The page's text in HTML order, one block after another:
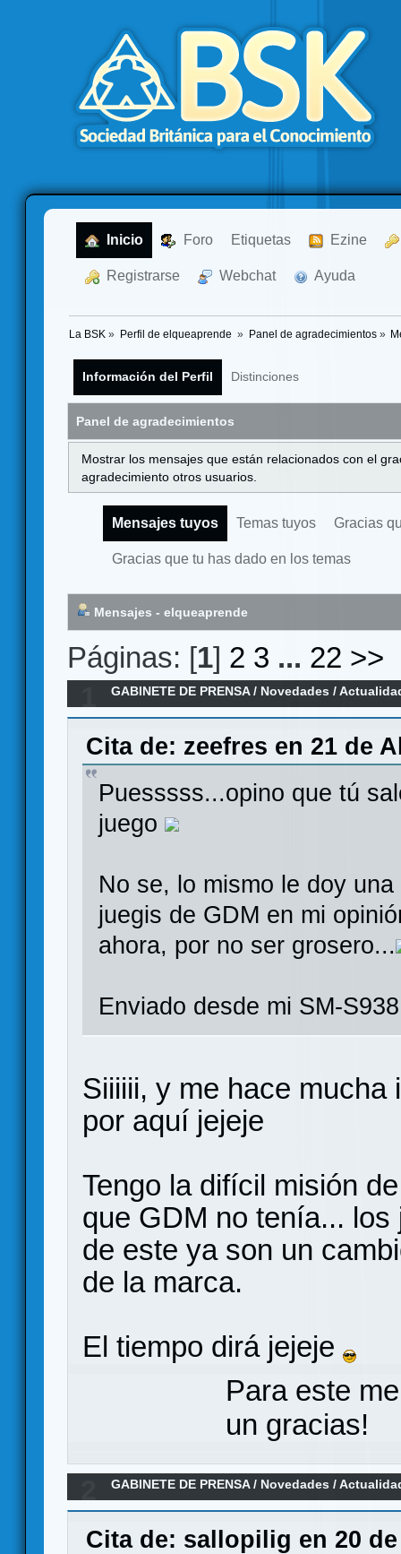
Inicio Foro Etiquetas Ezine
Registrarse Webchat Ayuda
La BSK » Perfil de elqueaprende » Panel de agradecimientos»
Información del Perfil Distinciones
Panel de agradecimientos
Mostrar los mensajes que están relacionados con el
agradecimiento otros usuarios.
Mensajes tuyos Temas tuyos Gracias
Gracias que tu has dado en los temas
Mensajes - elqueaprende
Páginas: [1] 2 3 ... 22 >>
GABINETE DE PRENSA/ Novedades /
Cita de: zeefres en 21 de
Puesssss...opino que tú
juego
No se, lo mismo le doy
juegis de GDM en mi
ahora, por no ser grosero...
Enviado desde mi SM-
Siiiiii, y me hace mucha
por aquí jejeje
Tengo la difícil misión
que GDM no tenía...
de este ya son un
de la marca.
El tiempo dirá jejeje
Para este
un gracias!
GABINETE DE PRENSA/ Novedades /
Cita de: sallopilig en 20